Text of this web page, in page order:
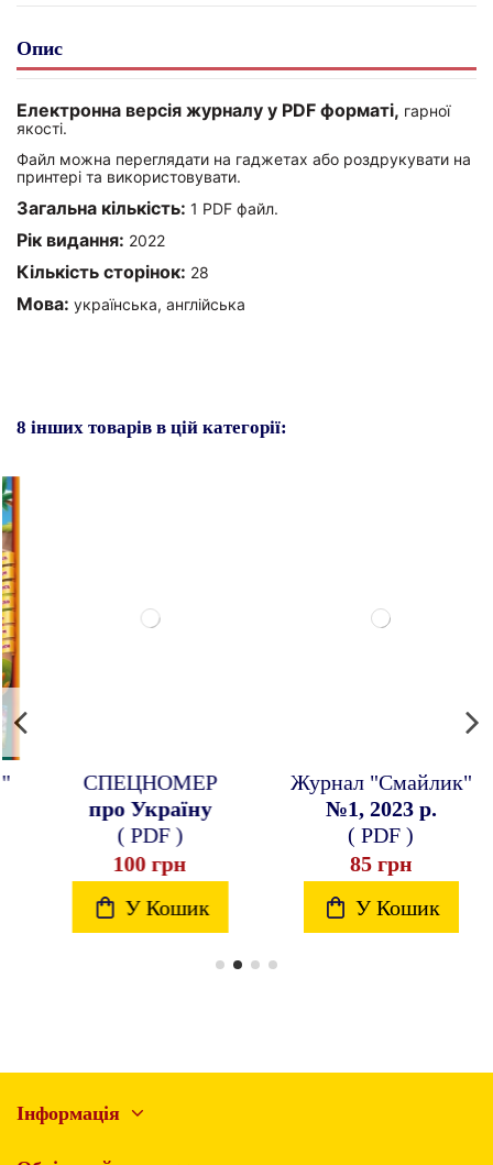
Опис
Електронна версія журналу у PDF форматі, гарної
якості.
Файл можна переглядати на гаджетах або роздрукувати на
принтері та використовувати.
Загальна кількість: 1 PDF файл.
Рік видання: 2022
Кількість сторінок: 28
Мова: українська, англійська
8 інших товарів в цій категорії:
СПЕЦНОМЕР
про Україну
( PDF )
100 грн
У Кошик
Журнал "Смайлик"
№1, 2023 р.
( PDF )
85 грн
У Кошик
Інформація